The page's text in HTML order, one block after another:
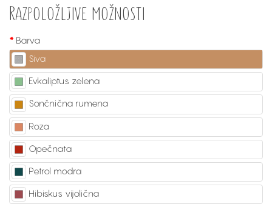
Razpoložljive možnosti
Barva
Siva
Evkaliptus zelena
Sončnična rumena
Roza
Opečnata
Petrol modra
Hibiskus vijolična